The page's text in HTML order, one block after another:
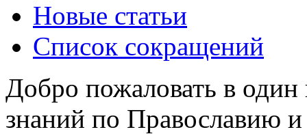
Новые статьи
Список сокращений
Добро пожаловать в
знаний по Православию